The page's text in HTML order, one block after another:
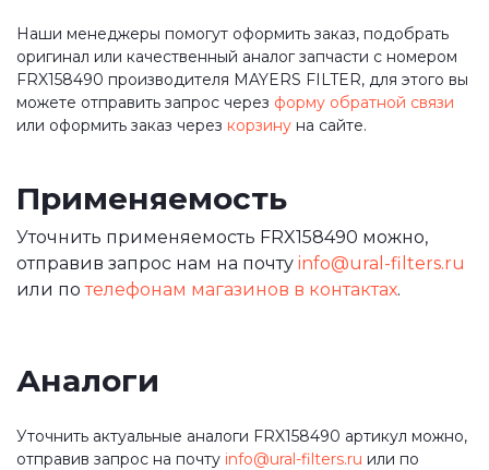
Наши менеджеры помогут оформить заказ, подобрать
оригинал или качественный аналог запчасти с номером
FRX158490 производителя MAYERS FILTER, для этого вы
можете отправить запрос через форму обратной связи
или оформить заказ через корзину на сайте.
Применяемость
Уточнить применяемость FRX158490 можно,
отправив запрос нам на почту info@ural-filters.ru
или потелефонам магазинов в контактах.
Аналоги
Уточнить актуальные аналоги FRX158490 артикул можно,
отправив запрос на почту info@ural-filters.ru или по